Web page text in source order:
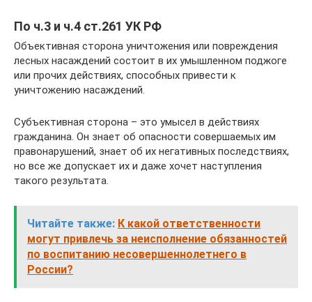
По ч.3 и ч.4 ст.261 УК РФ
Объективная сторона уничтожения или повреждения
лесных насаждений состоит в их умышленном поджоге
или прочих действиях, способных привести к
уничтожению насаждений.
Субъективная сторона – это умысел в действиях
гражданина. Он знает об опасности совершаемых им
правонарушений, знает об их негативных последствиях,
но все же допускает их и даже хочет наступления
такого результата.
Читайте также: К какой ответственности
могут привлечь за неисполнение обязанностей
по воспитанию несовершеннолетнего в
России?